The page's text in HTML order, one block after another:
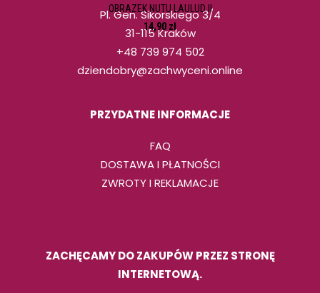
DODAJ DO KOSZYKA
OBRAZEK NUTU LAULUD II
14,90 zł
Pl. Gen. Sikorskiego 3/4
31-115 Kraków
+48 739 974 502
dziendobry@zachwyceni.online
PRZYDATNE INFORMACJE
FAQ
DOSTAWA I PŁATNOŚCI
ZWROTY I REKLAMACJE
ZACHĘCAMY DO ZAKUPÓW PRZEZ STRONĘ
INTERNETOWĄ.